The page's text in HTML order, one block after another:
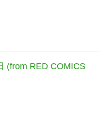
(from RED COMICS